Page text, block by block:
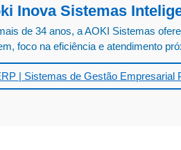
Inova Sistemas
de 34 anos, a AOKI Sistemas
foco na eficiência e atendimento
| Sistemas de Gestão Empresarial